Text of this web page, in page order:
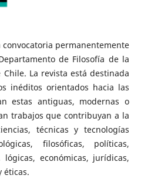
permanentemente
de Filosofía de la
La revista está destinada
inéditos orientados hacia las
estas antiguas, modernas o
trabajos que contribuyan a la
técnicas y tecnologías
filosóficas, políticas,
económicas, jurídicas,
éticas.